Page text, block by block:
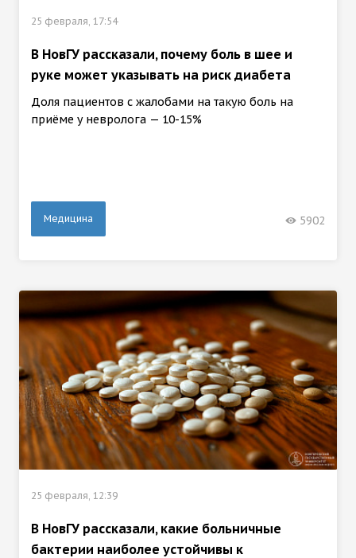
25 февраля, 17:54
В НовГУ рассказали, почему боль в шее и
руке может указывать на риск диабета
Доля пациентов с жалобами на такую боль на
приёме у невролога — 10-15%
Медицина 5902
25 февраля, 12:39
В НовГУ рассказали, какие больничные
бактерии наиболее устойчивы к